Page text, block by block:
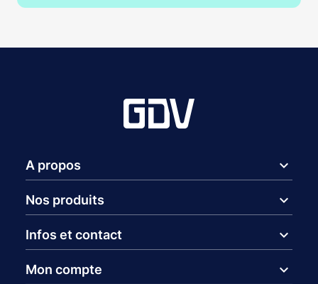
A propos expand_more
Nos produits expand_more
Infos et contact expand_more
Mon compte expand_more